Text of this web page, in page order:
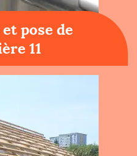
pose de
11